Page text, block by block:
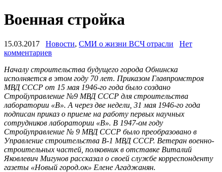
Военная стройка
15.03.2017 Новости, СМИ о жизни ВСЧ отрасли
Нет
комментариев
Началу строительства будущего города Обнинска
исполняется в этом году 70 лет. Приказом Главпромстроя
МВД СССР от 15 мая 1946-го года было создано
Стройуправление №9 МВД СССР для строительства
лаборатории «В». А через две недели, 31 мая 1946-го года
подписан приказ о приеме на работу первых научных
сотрудников лаборатории «В». В 1947-ом году
Стройуправление № 9 МВД СССР было преобразовано в
Управление строительства В-1 МВД СССР. Ветеран военно-
строительных частей, полковник в отставке Виталий
Яковлевич Мигунов рассказал о своей службе корреспонденту
газеты «Новый город.ок» Елене Агаджанян.